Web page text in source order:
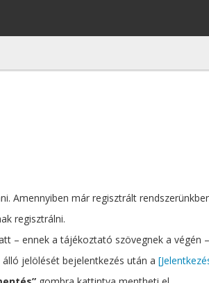
Amennyiben már regisztrált
regisztrálni.
– ennek a tájékoztató szövegnek a végén
jelölését bejelentkezés után a